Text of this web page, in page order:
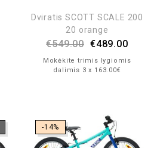
Dviratis SCOTT SCALE 200
20 orange
€549.00 €489.00
Mokėkite trimis lygiomis
dalimis 3 x 163.00€
-14%